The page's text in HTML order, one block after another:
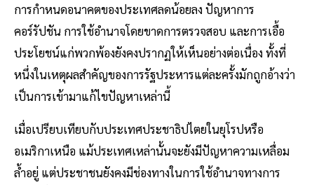
การกำหนดอนาคตของประเทศลดน้อยลง ปัญหาการ
คอร์รัปชัน การใช้อำนาจโดยขาดการตรวจสอบ และการเอื้อ
ประโยชน์แก่พวกพ้องยังคงปรากฏให้เห็นอย่างต่อเนื่อง ทั้งที่
หนึ่งในเหตุผลสำคัญของการรัฐประหารแต่ละครั้งมักถูกอ้างว่า
เป็นการเข้ามาแก้ไขปัญหาเหล่านี้
เมื่อเปรียบเทียบกับประเทศประชาธิปไตยในยุโรปหรือ
อเมริกาเหนือ แม้ประเทศเหล่านั้นจะยังมีปัญหาความเหลื่อม
ล้ำอยู่ แต่ประชาชนยังคงมีช่องทางในการใช้อำนาจทางการ